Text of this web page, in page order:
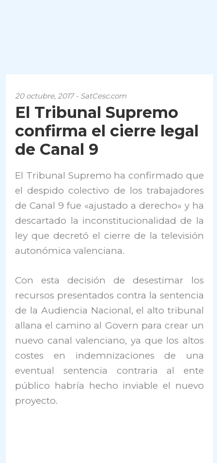
20 octubre, 2017 - SatCesc.com
El Tribunal Supremo
confirma el cierre legal
de Canal 9
El Tribunal Supremo ha confirmado que
el despido colectivo de los trabajadores
de Canal 9 fue «ajustado a derecho» y ha
descartado la inconstitucionalidad de la
ley que decretó el cierre de la televisión
autonómica valenciana.
Con esta decisión de desestimar los
recursos presentados contra la sentencia
de la Audiencia Nacional, el alto tribunal
allana el camino al Govern para crear un
nuevo canal valenciano, ya que los altos
costes en indemnizaciones de una
eventual sentencia contraria al ente
público habría hecho inviable el nuevo
proyecto.